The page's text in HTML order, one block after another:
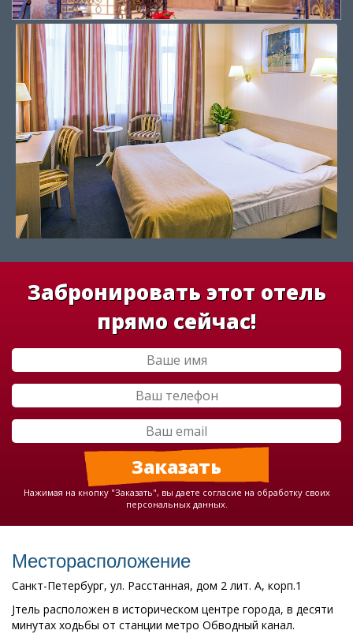
Забронировать этот отель
прямо сейчас!
Нажимая на кнопку "Заказать", вы даете согласие на обработку своих
персональных данных.
Месторасположение
Санкт-Петербург, ул. Расстанная, дом 2 лит. А, корп.1
Jтель расположен в историческом центре города, в десяти
минутах ходьбы от станции метро Обводный канал.